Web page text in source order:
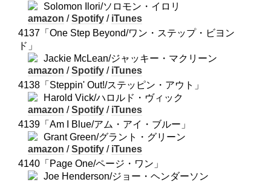
Solomon Ilori/ソロモン・イロリ
amazon /Spotify / iTunes
4137「One Step Beyond/ワン・ステップ・ビヨン
ド」
Jackie McLean/ジャッキー・マクリーン
amazon /Spotify / iTunes
4138「Steppin' Out!/ステッピン・アウト」
Harold Vick/ハロルド・ヴィック
amazon /Spotify / iTunes
4139「Am I Blue/アム・アイ・ブルー」
Grant Green/グラント・グリーン
amazon /Spotify / iTunes
4140「Page One/ページ・ワン」
Joe Henderson/ジョー・ヘンダーソン